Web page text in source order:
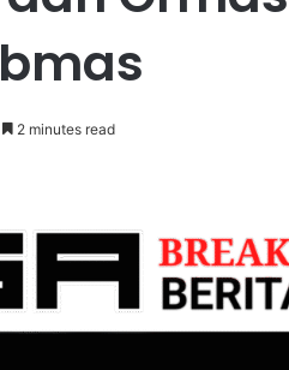
2 minutes read
Operasional
Dilaksanakan
7 jam